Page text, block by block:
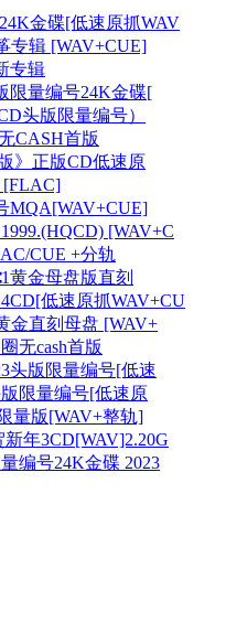
金碟[低速原抓WAV
专辑 [WAV+CUE]
专辑
限量编号24K金碟[
头版限量编号）
CASH首版
》正版CD低速原
[FLAC]
MQA[WAV+CUE]
[WAV+C
CUE +分轨
黄金母盘版直刻
低速原抓WAV+CU
金直刻母盘 [WAV+
无cash首版
头版限量编号[低速
限量编号[低速原
量版[WAV+整轨]
年3CD[WAV]2.20G
编号24K金碟 2023